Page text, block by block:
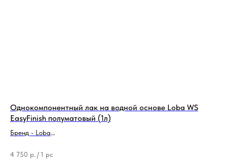
Однокомпонентный лак на водной основе Loba WS
EasyFinish полуматовый (1л)
Бренд - Loba
4 750 р. / 1 pc